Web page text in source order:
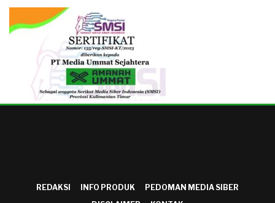
REDAKSI INFO PRODUK
PEDOMAN MEDIA SIBER